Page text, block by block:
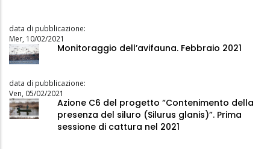
data di pubblicazione:
Mer, 10/02/2021
Monitoraggio dell’avifauna. Febbraio 2021
data di pubblicazione:
Ven, 05/02/2021
Azione C6 del progetto “Contenimento della
presenza del siluro (Silurus glanis)”. Prima
sessione di cattura nel 2021